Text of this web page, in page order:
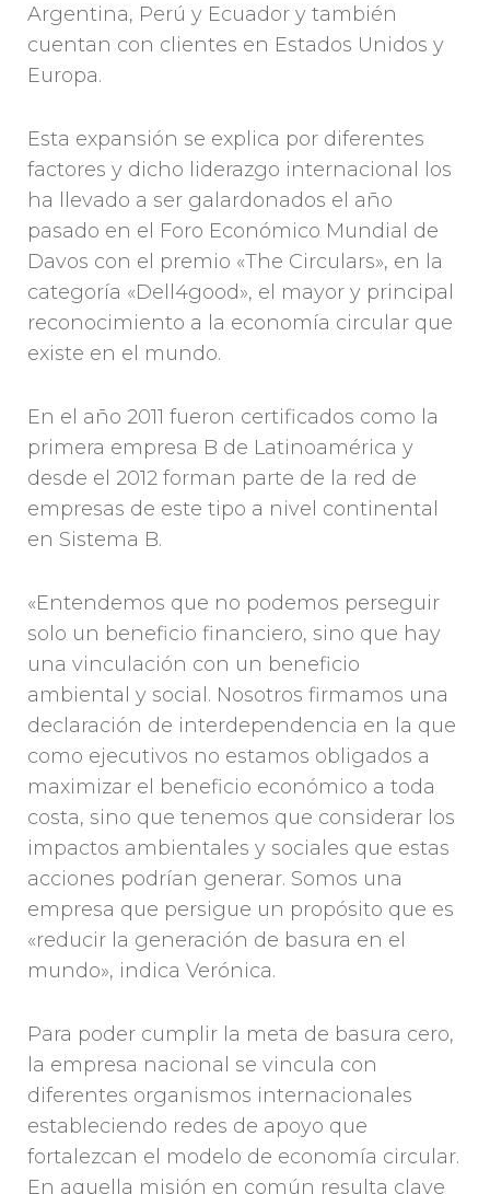
Argentina, Perú y Ecuador y también
cuentan con clientes en Estados Unidos y
Europa.
Esta expansión se explica por diferentes
factores y dicho liderazgo internacional los
ha llevado a ser galardonados el año
pasado en el Foro Económico Mundial de
Davos con el premio «The Circulars», en la
categoría «Dell4good», el mayor y principal
reconocimiento a la economía circular que
existe en el mundo.
En el año 2011 fueron certificados como la
primera empresa B de Latinoamérica y
desde el 2012 forman parte de la red de
empresas de este tipo a nivel continental
en Sistema B.
«Entendemos que no podemos perseguir
solo un beneficio financiero, sino que hay
una vinculación con un beneficio
ambiental y social. Nosotros firmamos una
declaración de interdependencia en la que
como ejecutivos no estamos obligados a
maximizar el beneficio económico a toda
costa, sino que tenemos que considerar los
impactos ambientales y sociales que estas
acciones podrían generar. Somos una
empresa que persigue un propósito que es
«reducir la generación de basura en el
mundo», indica Verónica.
Para poder cumplir la meta de basura cero,
la empresa nacional se vincula con
diferentes organismos internacionales
estableciendo redes de apoyo que
fortalezcan el modelo de economía circular.
En aquella misión en común resulta clave